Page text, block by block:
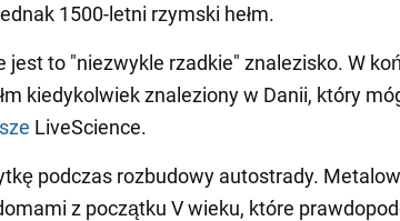
1500-letni rzymski hełm.
jest to "niezwykle rzadkie" znalezisko. W
kiedykolwiek znaleziony w Danii, który
LiveScience.
podczas rozbudowy autostrady.
z początku V wieku, które